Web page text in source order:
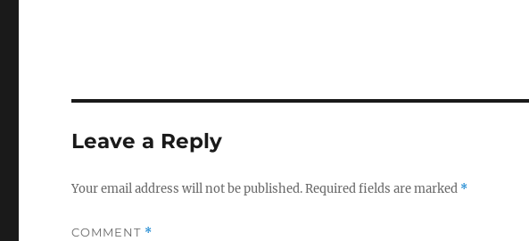
Leave a Reply
Your email address will not be published.Required fields are marked *
COMMENT *